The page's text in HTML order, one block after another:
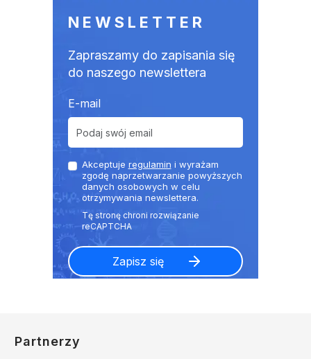
NEWSLETTER
Zapraszamy do zapisania się
do naszego newslettera
E-mail
Akceptuje regulamin i wyrażam
zgodę naprzetwarzanie powyższych
danych osobowych w celu
otrzymywania newslettera.
Partnerzy